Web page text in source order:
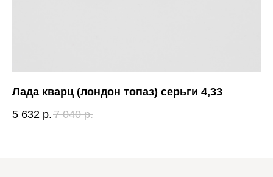
Лада кварц (лондон топаз) серьги 4,33
5 632 р. 7 040 р.